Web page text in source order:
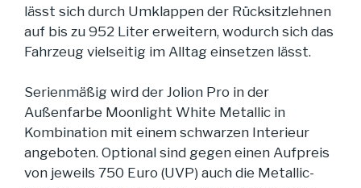
lässt sich durch Umklappen der Rücksitzlehnen
auf bis zu 952 Liter erweitern, wodurch sich das
Fahrzeug vielseitig im Alltag einsetzen lässt.
Serienmäßig wird der Jolion Pro in der
Außenfarbe Moonlight White Metallic in
Kombination mit einem schwarzen Interieur
angeboten. Optional sind gegen einen Aufpreis
von jeweils 750 Euro (UVP) auch die Metallic-